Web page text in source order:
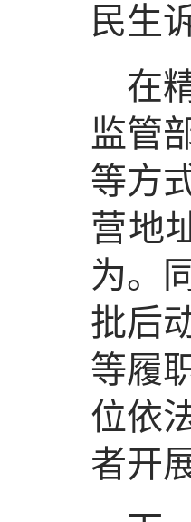
民生
在
监管
等方
营地
为。
批后
等履
位依
者开